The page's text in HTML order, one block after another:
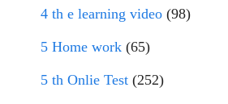
4 th e learning video (98)
5 Home work (65)
5 th Onlie Test (252)